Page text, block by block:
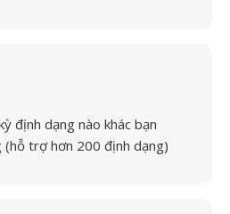
định dạng nào khác bạn
(hỗ trợ hơn 200 định dạng)